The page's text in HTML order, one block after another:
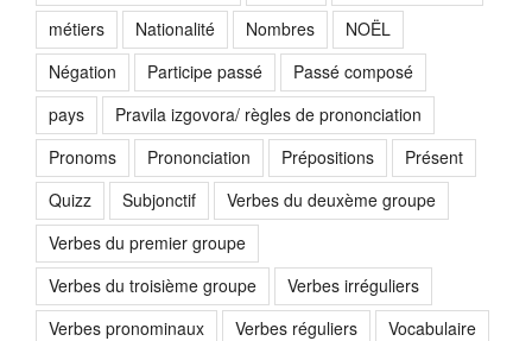
métiers
Nationalité Nombres
NOËL
Négation
Participe passé
Passé composé
pays
Pravila izgovora/ règles de prononciation
Pronoms
Prononciation Prépositions
Présent
Quizz
Subjonctif
Verbes du deuxème groupe
Verbes du premier groupe
Verbes du troisième groupe
Verbes irréguliers
Verbes pronominaux
Verbes réguliers Vocabulaire